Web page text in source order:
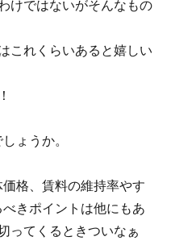
ではないがそんなもの
れくらいあると嬉しい
ょうか。
格、賃料の維持率やす
きポイントは他にもあ
ってくるときついなぁ